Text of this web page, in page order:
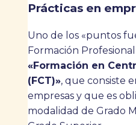
Prácticas en
Uno de los «puntos
Formación
«Formación en
(FCT)», que consiste
empresas y que es
modalidad de Grado